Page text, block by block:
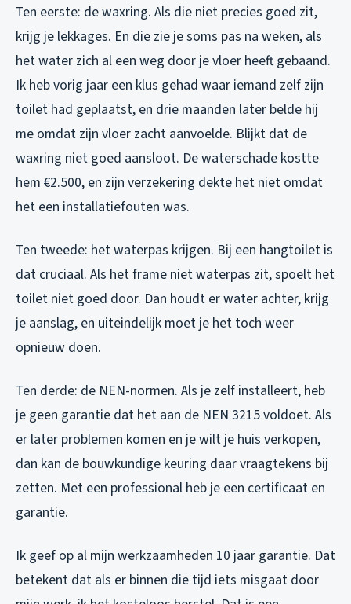
Ten eerste: de waxring. Als die niet precies goed zit,
krijg je lekkages. En die zie je soms pas na weken, als
het water zich al een weg door je vloer heeft gebaand.
Ik heb vorig jaar een klus gehad waar iemand zelf zijn
toilet had geplaatst, en drie maanden later belde hij
me omdat zijn vloer zacht aanvoelde. Blijkt dat de
waxring niet goed aansloot. De waterschade kostte
hem €2.500, en zijn verzekering dekte het niet omdat
het een installatiefouten was.
Ten tweede: het waterpas krijgen. Bij een hangtoilet is
dat cruciaal. Als het frame niet waterpas zit, spoelt het
toilet niet goed door. Dan houdt er water achter, krijg
je aanslag, en uiteindelijk moet je het toch weer
opnieuw doen.
Ten derde: de NEN-normen. Als je zelf installeert, heb
je geen garantie dat het aan de NEN 3215 voldoet. Als
er later problemen komen en je wilt je huis verkopen,
dan kan de bouwkundige keuring daar vraagtekens bij
zetten. Met een professional heb je een certificaat en
garantie.
Ik geef op al mijn werkzaamheden 10 jaar garantie. Dat
betekent dat als er binnen die tijd iets misgaat door